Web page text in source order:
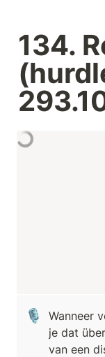
134.
🎙️
Wanneer
je dat
van een